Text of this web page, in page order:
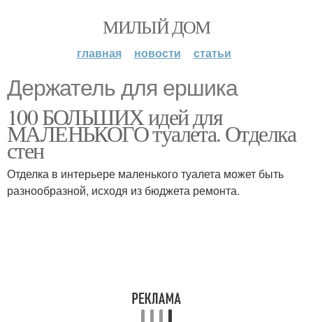
МИЛЫЙ ДОМ
главная новости статьи
Держатель для ершика
100 БОЛЬШИХ идей для
МАЛЕНЬКОГО туалета. Отделка
стен
Отделка в интерьере маленького туалета может быть
разнообразной, исходя из бюджета ремонта.